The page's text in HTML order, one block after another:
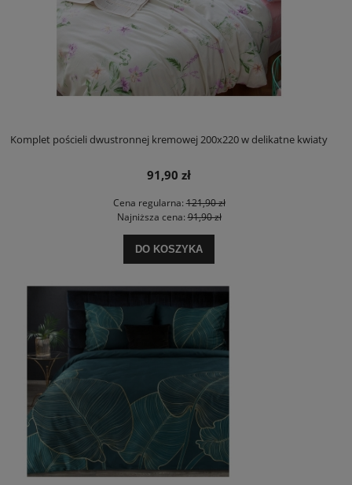
Komplet pościeli dwustronnej kremowej 200x220 w delikatne kwiaty
91,90 zł
Cena regularna:121,90 zł
Najniższa cena:91,90 zł
DO KOSZYKA